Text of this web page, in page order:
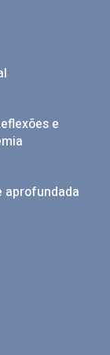
e
aprofundada